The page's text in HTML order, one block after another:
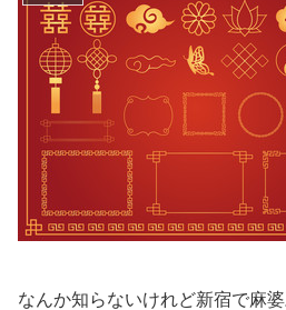
なんか知らないけれど新宿で麻